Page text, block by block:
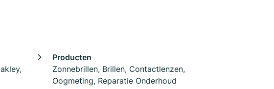
Producten
Zonnebrillen, Brillen, Contactlenzen,
Oogmeting, Reparatie Onderhoud